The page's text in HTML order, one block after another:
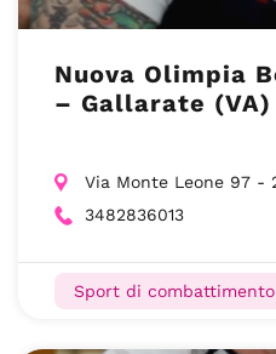
Nuova Olimpia
– Gallarate (VA)
Via Monte Leone 97 -
3482836013
Sport di combattimento